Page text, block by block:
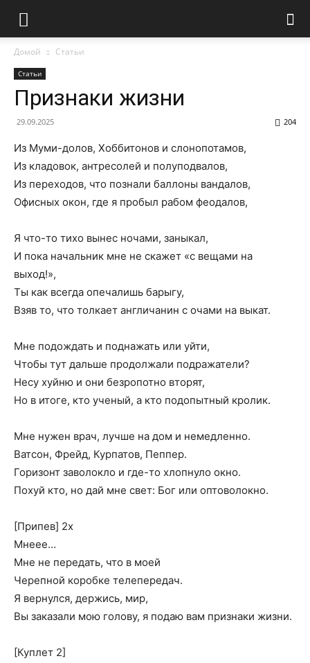
Домой Статьи
Статьи
Признаки жизни
29.09.2025 204
Из Муми-долов, Хоббитонов и слонопотамов,
Из кладовок, антресолей и полуподвалов,
Из переходов, что познали баллоны вандалов,
Офисных окон, где я пробыл рабом феодалов,
Я что-то тихо вынес ночами, заныкал,
И пока начальник мне не скажет «с вещами на
выход!»,
Ты как всегда опечалишь барыгу,
Взяв то, что толкает англичанин с очами на выкат.
Мне подождать и поднажать или уйти,
Чтобы тут дальше продолжали подражатели?
Несу хуйню и они безропотно вторят,
Но в итоге, кто ученый, а кто подопытный кролик.
Мне нужен врач, лучше на дом и немедленно.
Ватсон, Фрейд, Курпатов, Пеппер.
Горизонт заволокло и где-то хлопнуло окно.
Похуй кто, но дай мне свет: Бог или оптоволокно.
[Припев] 2х
Мнеее…
Мне не передать, что в моей
Черепной коробке телепередач.
Я вернулся, держись, мир,
Вы заказали мою голову, я подаю вам признаки жизни.
[Куплет 2]